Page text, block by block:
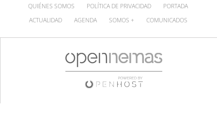
QUIÉNES SOMOS POLÍTICA DE PRIVACIDAD
PORTADA
ACTUALIDAD
AGENDA SOMOS + COMUNICADOS